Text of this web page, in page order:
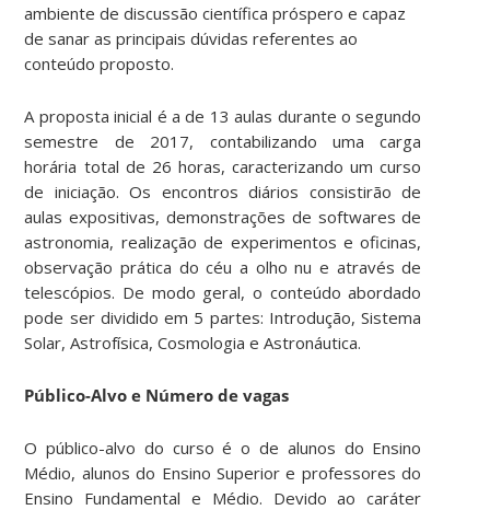
ambiente de discussão científica próspero e capaz
de sanar as principais dúvidas referentes ao
conteúdo proposto.
A proposta inicial é a de 13 aulas durante o segundo
semestre de 2017, contabilizando uma carga
horária total de 26 horas, caracterizando um curso
de iniciação. Os encontros diários consistirão de
aulas expositivas, demonstrações de softwares de
astronomia, realização de experimentos e oficinas,
observação prática do céu a olho nu e através de
telescópios. De modo geral, o conteúdo abordado
pode ser dividido em 5 partes: Introdução, Sistema
Solar, Astrofísica, Cosmologia e Astronáutica.
Público-Alvo e Número de vagas
O público-alvo do curso é o de alunos do Ensino
Médio, alunos do Ensino Superior e professores do
Ensino Fundamental e Médio. Devido ao caráter